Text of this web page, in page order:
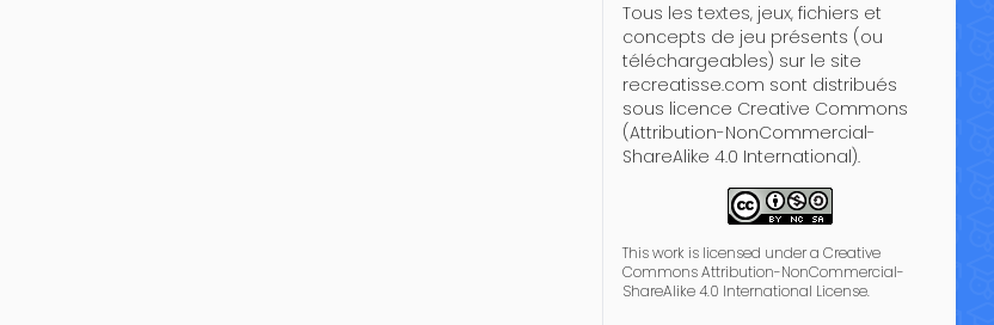
Tous les textes, jeux, fichiers et
concepts de jeu présents (ou
téléchargeables) sur le site
recreatisse.com sont distribués
sous licence Creative Commons
(Attribution-NonCommercial-
ShareAlike 4.0 International).
This work is licensed under a Creative
Commons Attribution-NonCommercial-
ShareAlike 4.0 International License.